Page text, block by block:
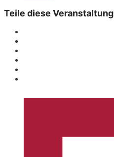
Teile diese Veranstaltung